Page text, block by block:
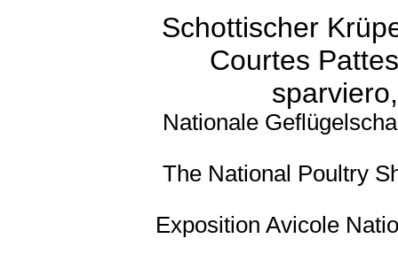
Schottischer
Courtes
Nationale
The National Poultry
Exposition Avicole